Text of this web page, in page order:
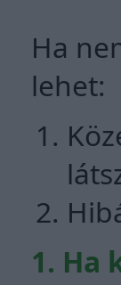
Ha
lehet:
1. Ha